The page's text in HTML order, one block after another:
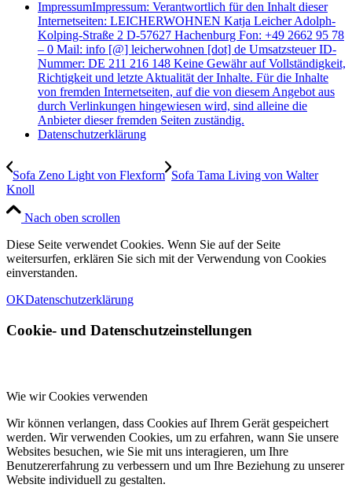
ImpressumImpressum: Verantwortlich für den Inhalt dieser
Internetseiten: LEICHERWOHNEN Katja Leicher Adolph-
Kolping-Straße 2 D-57627 Hachenburg Fon: +49 2662 95 78
– 0 Mail: info [@] leicherwohnen [dot] de Umsatzsteuer ID-
Nummer: DE 211 216 148 Keine Gewähr auf Vollständigkeit,
Richtigkeit und letzte Aktualität der Inhalte. Für die Inhalte
von fremden Internetseiten, auf die von diesem Angebot aus
durch Verlinkungen hingewiesen wird, sind alleine die
Anbieter dieser fremden Seiten zuständig.
Datenschutzerklärung
Sofa Zeno Light von Flexform Sofa Tama Living von Walter
Knoll
Nach oben scrollen
Diese Seite verwendet Cookies. Wenn Sie auf der Seite
weitersurfen, erklären Sie sich mit der Verwendung von Cookies
einverstanden.
OKDatenschutzerklärung
Cookie- und Datenschutzeinstellungen
Wie wir Cookies verwenden
Wir können verlangen, dass Cookies auf Ihrem Gerät gespeichert
werden. Wir verwenden Cookies, um zu erfahren, wann Sie unsere
Websites besuchen, wie Sie mit uns interagieren, um Ihre
Benutzererfahrung zu verbessern und um Ihre Beziehung zu unserer
Website individuell zu gestalten.